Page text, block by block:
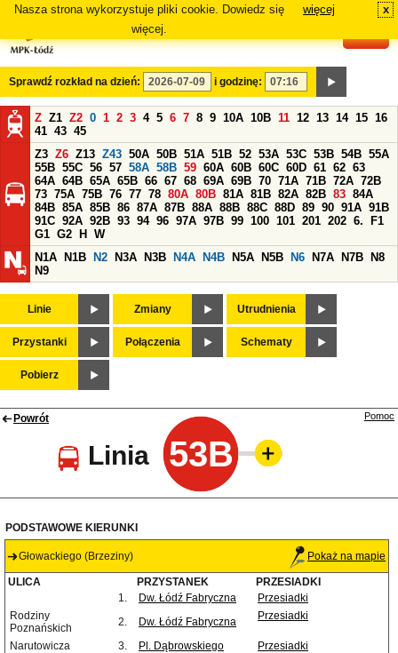
Nasza strona wykorzystuje pliki cookie. Dowiedz się
więcej.
więcej x
Sprawdź rozkład na dzień: i godzinę:
Z Z1 Z2 0 1 2 3 4 5 6 7 8 9 10A 10B 11 12 13 14 15 16
41 43 45
Z3 Z6 Z13 Z43 50A 50B 51A 51B 52 53A 53C 53B 54B 55A
55B 55C 56 57 58A 58B 59 60A 60B 60C 60D 61 62 63
64A 64B 65A 65B 66 67 68 69A 69B 70 71A 71B 72A 72B
73 75A 75B 76 77 78 80A 80B 81A 81B 82A 82B 83 84A
84B 85A 85B 86 87A 87B 88A 88B 88C 88D 89 90 91A 91B
91C 92A 92B 93 94 96 97A 97B 99 100 101 201 202 6.
F1
G1 G2 H
W
N1A
N1B N2 N3A N3B N4A N4B N5A N5B N6 N7A N7B
N8
N9
Linie Zmiany Utrudnienia
Przystanki Połączenia Schematy
Pobierz
Powrót
Linia 53B
Pomoc
PODSTAWOWE KIERUNKI
Głowackiego (Brzeziny) Pokaż na mapie
ULICA PRZYSTANEK
PRZESIADKI
1.
Dw. Łódź Fabryczna
Przesiadki
Rodziny
Poznańskich
2. Dw. Łódź Fabryczna Przesiadki
Narutowicza 3. Pl. Dąbrowskiego
Przesiadki